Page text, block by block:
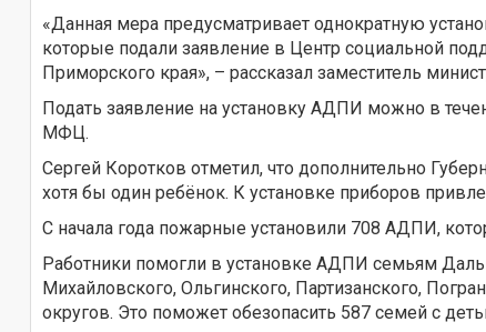
«Данная мера предусматривает однократную
которые подали заявление в Центр социальной
Приморского края», – рассказал заместитель
Подать заявление на установку АДПИ можно в
МФЦ.
Сергей Коротков отметил, что дополнительно
хотя бы один ребёнок. К установке приборов
С начала года пожарные установили 708 АДПИ,
Работники помогли в установке АДПИ семьям
Михайловского, Ольгинского, Партизанского,
округов. Это поможет обезопасить 587 семей с